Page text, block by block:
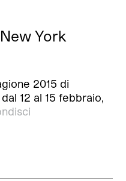
York
2015 di
12 al 15 febbraio,